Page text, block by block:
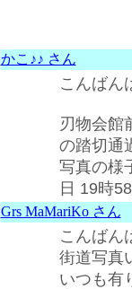
かこ♪♪ さん
こんばん
刃物会館
の踏切通
写真の様
日 19時
Grs MaMariKo さん
こんばん
街道写真
いつも有